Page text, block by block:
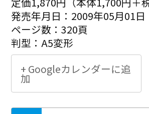
発売年月日：2009年05月01日
ページ数：320頁
判型：A5変形
+ Googleカレンダーに追
加